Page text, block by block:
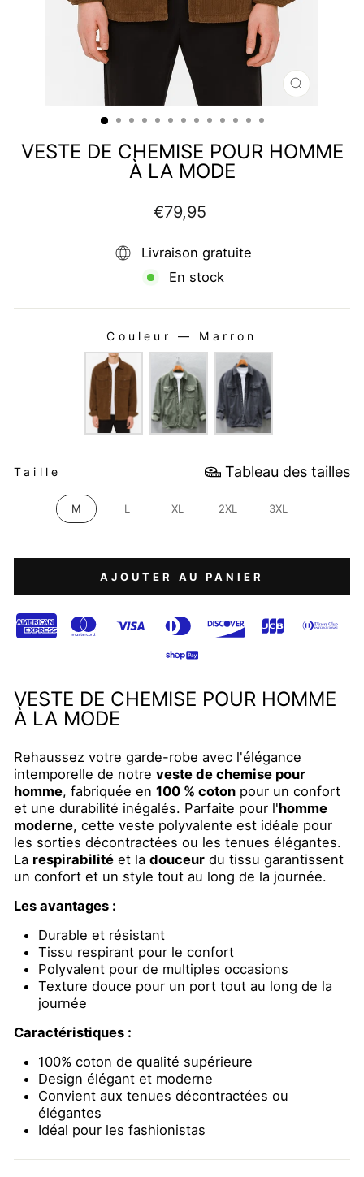
FERMER
VESTE DE CHEMISE POUR HOMME
À LA MODE
Prix
régulier
€79,95
Livraison gratuite
En stock
Couleur — Marron
COULEUR
Taille Tableau des tailles
M L XL 2XL 3XL
AJOUTER AU PANIER
VESTE DE CHEMISE POUR HOMME
À LA MODE
Rehaussez votre garde-robe avec l'élégance
intemporelle de notre veste de chemise pour
homme, fabriquée en 100 % coton pour un confort
et une durabilité inégalés. Parfaite pour l'homme
moderne, cette veste polyvalente est idéale pour
les sorties décontractées ou les tenues élégantes.
La respirabilité et la douceur du tissu garantissent
un confort et un style tout au long de la journée.
Les avantages :
Durable et résistant
Tissu respirant pour le confort
Polyvalent pour de multiples occasions
Texture douce pour un port tout au long de la
journée
Caractéristiques :
100% coton de qualité supérieure
Design élégant et moderne
Convient aux tenues décontractées ou
élégantes
Idéal pour les fashionistas